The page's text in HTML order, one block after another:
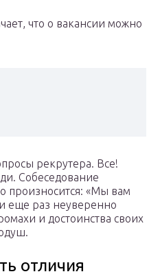
что о вакансии можно
рекрутера. Все!
Собеседование
произносится: «Мы вам
еще раз неуверенно
и достоинства своих
отличия